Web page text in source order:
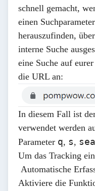
schnell gemacht,
einen
herauszufinden,
interne Suche
eine Suche auf
die URL an:
In diesem Fall ist
verwendet werden
Parameter q, s,
Um das Tracking
Automatische
Aktiviere die